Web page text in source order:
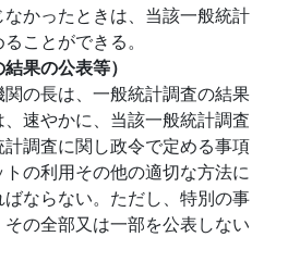
かったときは、当該一般統計
ことができる。
果の公表等）
関の長は、一般統計調査の結果
速やかに、当該一般統計調査
調査に関し政令で定める事項
の利用その他の適切な方法に
ならない。ただし、特別の事
の全部又は一部を公表しない